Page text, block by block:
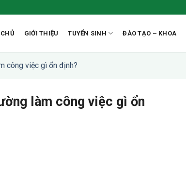
GIỚI THIỆU TUYỂN SINH ĐÀO TẠO – KHOA
công việc gì ổn định?
làm công việc gì ổn